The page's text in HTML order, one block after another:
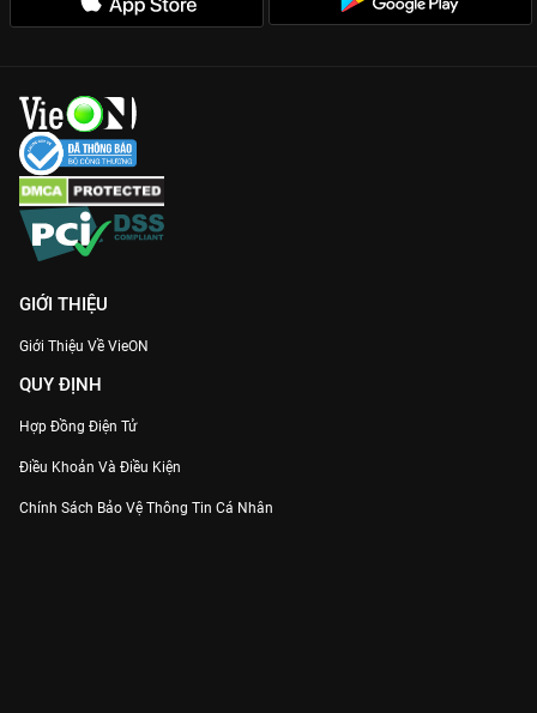
GIỚI THIỆU
Giới Thiệu Về VieON
QUY ĐỊNH
Hợp Đồng Điện Tử
Điều Khoản Và Điều Kiện
Chính Sách Bảo Vệ Thông Tin Cá Nhân